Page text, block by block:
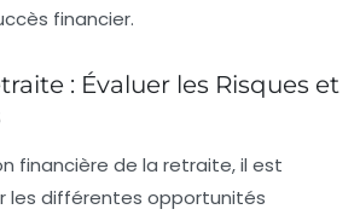
financier.
: Évaluer les Risques et
financière de la retraite, il est
les différentes opportunités